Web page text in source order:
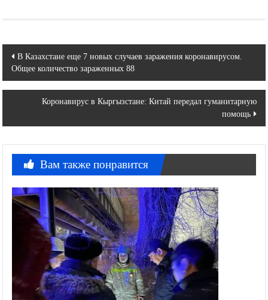
Навигация
по
записям
В Казахстане еще 7 новых случаев заражения коронавирусом.
Общее количество зараженных 88
Коронавирус в Кыргызстане: Китай передал гуманитарную
помощь
Вам также понравится